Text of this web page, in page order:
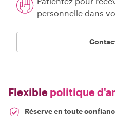
personnelle dans
Flexible politique
Réserve en toute